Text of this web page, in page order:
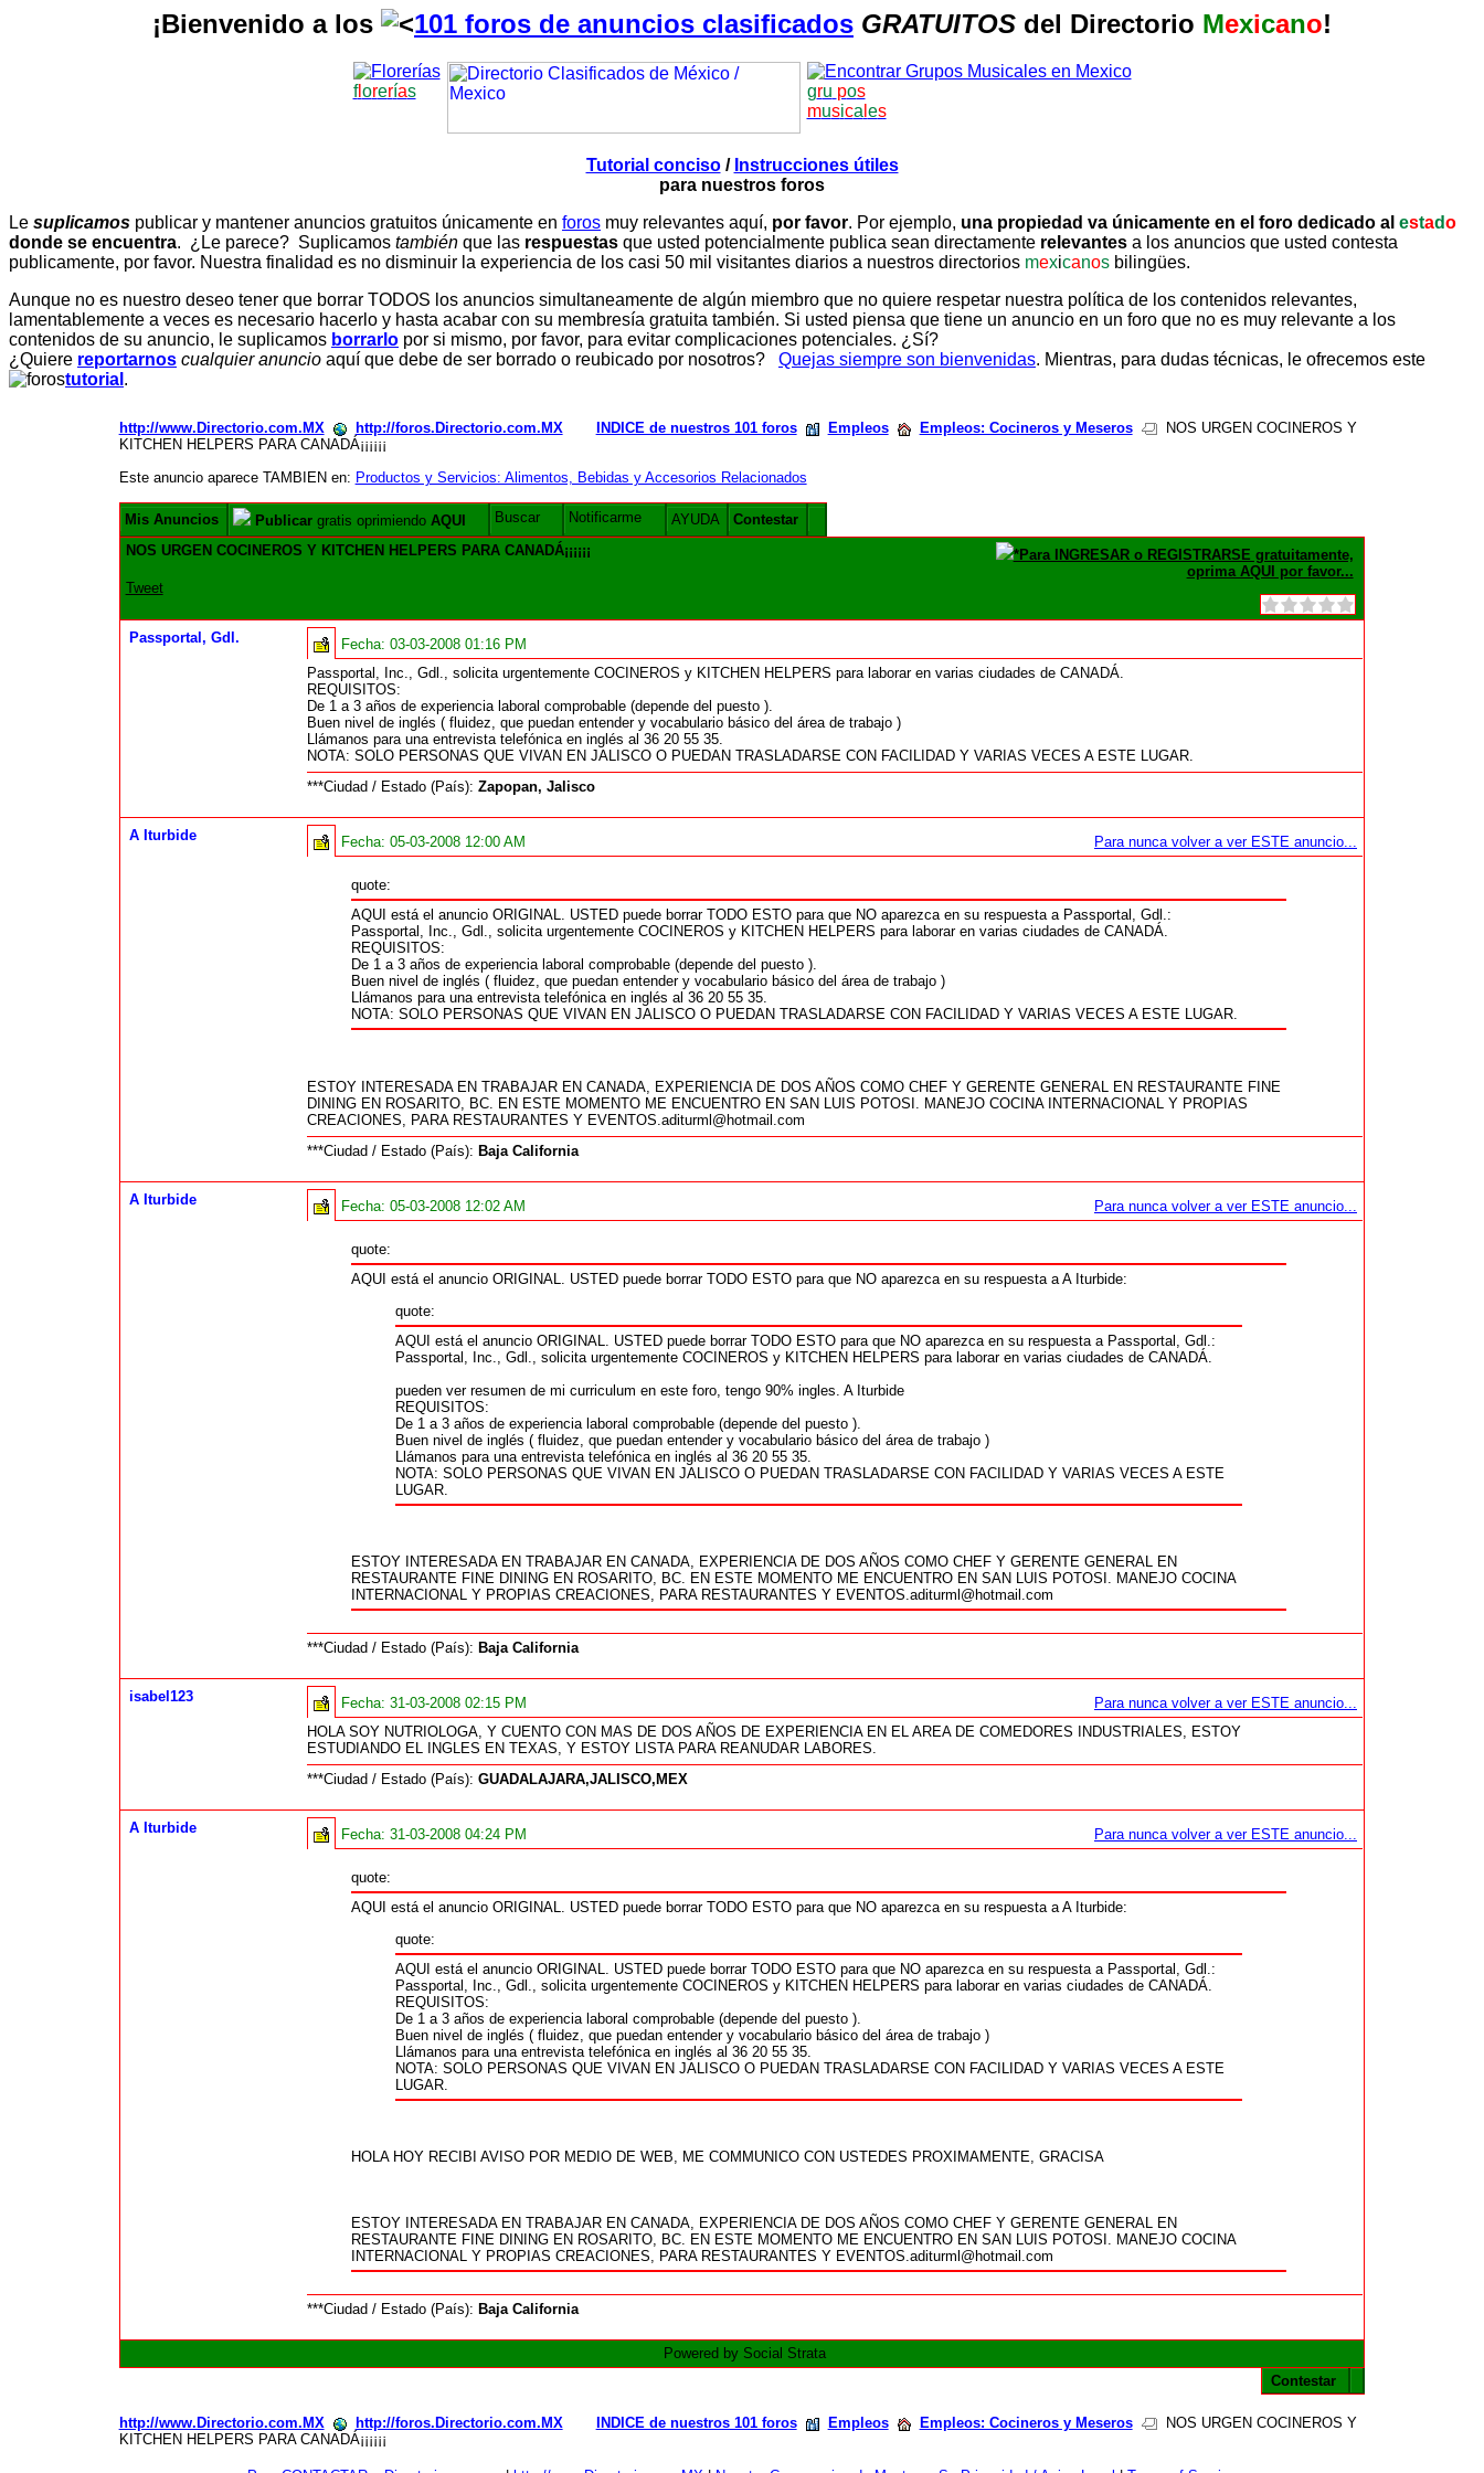
¡Bienvenido a los 101 foros de anuncios clasificados GRATUITOS del Directorio Mexicano!
florerías gru pos
musica es
Tutorial conciso/ Instrucciones útiles
para nuestros foros
Le suplicamos publicar y mantener anuncios gratuitos únicamente en foros muy relevantes aquí, por favor. Por ejemplo, una propiedad va únicamente en el foro dedicado al estado
donde se encuentra. ¿Le parece? Suplicamos también que las respuestas que usted potencialmente publica sean directamente relevantes a los anuncios que usted contesta
publicamente, por favor. Nuestra finalidad es no disminuir la experiencia de los casi 50 mil visitantes diarios a nuestros directorios mexicanos bilingües.
Aunque no es nuestro deseo tener que borrar TODOS los anuncios simultaneamente de algún miembro que no quiere respetar nuestra política de los contenidos relevantes,
lamentablemente a veces es necesario hacerlo y hasta acabar con su membresía gratuita también. Si usted piensa que tiene un anuncio en un foro que no es muy relevante a los
contenidos de su anuncio, le suplicamos borrarlo por si mismo, por favor, para evitar complicaciones potenciales. ¿Sí?
¿Quiere reportarnos cualquier anuncio aquí que debe de ser borrado o reubicado por nosotros? Quejas siempre son bienvenidas. Mientras, para dudas técnicas, le ofrecemos este
tutorial .
http://www.Directorio.com.MX http://foros.Directorio.com.MX INDICE de nuestros 101 foros Empleos Empleos: Cocineros y Meseros
NOS URGEN COCINEROS Y
KITCHEN HELPERS PARA CANADÁ¡¡¡¡¡¡
Este anuncio aparece TAMBIEN en: Productos y Servicios: Alimentos, Bebidas y Accesorios Relacionados
Mis Anuncios Publicargratis oprimiendo AQUI Buscar Notificarme AYUDA
Contestar
NOS URGEN COCINEROS Y KITCHEN HELPERS PARA CANADÁ¡¡¡¡¡¡
Tweet
*Para INGRESAR o REGISTRARSE gratuitamente,
oprima AQUI por favor...
Passportal, Gdl. Fecha: 03-03-2008 01:16 PM
Passportal, Inc., Gdl., solicita urgentemente COCINEROS y KITCHEN HELPERS para laborar en varias ciudades de CANADÁ.
REQUISITOS:
De 1 a 3 años de experiencia laboral comprobable (depende del puesto ).
Buen nivel de inglés ( fluidez, que puedan entender y vocabulario básico del área de trabajo )
Llámanos para una entrevista telefónica en inglés al 36 20 55 35.
NOTA: SOLO PERSONAS QUE VIVAN EN JALISCO O PUEDAN TRASLADARSE CON FACILIDAD Y VARIAS VECES A ESTE LUGAR.
***Ciudad / Estado (País): Zapopan, Jalisco
A Iturbide Fecha: 05-03-2008 12:00 AM Para nunca volver a ver ESTE anuncio...
quote:
AQUI está el anuncio ORIGINAL. USTED puede borrar TODO ESTO para que NO aparezca en su respuesta a Passportal, Gdl.:
Passportal, Inc., Gdl., solicita urgentemente COCINEROS y KITCHEN HELPERS para laborar en varias ciudades de CANADÁ.
REQUISITOS:
De 1 a 3 años de experiencia laboral comprobable (depende del puesto ).
Buen nivel de inglés ( fluidez, que puedan entender y vocabulario básico del área de trabajo )
Llámanos para una entrevista telefónica en inglés al 36 20 55 35.
NOTA: SOLO PERSONAS QUE VIVAN EN JALISCO O PUEDAN TRASLADARSE CON FACILIDAD Y VARIAS VECES A ESTE LUGAR.
ESTOY INTERESADA EN TRABAJAR EN CANADA, EXPERIENCIA DE DOS AÑOS COMO CHEF Y GERENTE GENERAL EN RESTAURANTE FINE
DINING EN ROSARITO, BC. EN ESTE MOMENTO ME ENCUENTRO EN SAN LUIS POTOSI. MANEJO COCINA INTERNACIONAL Y PROPIAS
CREACIONES, PARA RESTAURANTES Y EVENTOS.aditurml@hotmail.com
***Ciudad / Estado (País): Baja California
A Iturbide Fecha: 05-03-2008 12:02 AM Para nunca volver a ver ESTE anuncio...
quote:
AQUI está el anuncio ORIGINAL. USTED puede borrar TODO ESTO para que NO aparezca en su respuesta a A Iturbide:
quote:
AQUI está el anuncio ORIGINAL. USTED puede borrar TODO ESTO para que NO aparezca en su respuesta a Passportal, Gdl.:
Passportal, Inc., Gdl., solicita urgentemente COCINEROS y KITCHEN HELPERS para laborar en varias ciudades de CANADÁ.
pueden ver resumen de mi curriculum en este foro, tengo 90% ingles. A Iturbide
REQUISITOS:
De 1 a 3 años de experiencia laboral comprobable (depende del puesto ).
Buen nivel de inglés ( fluidez, que puedan entender y vocabulario básico del área de trabajo )
Llámanos para una entrevista telefónica en inglés al 36 20 55 35.
NOTA: SOLO PERSONAS QUE VIVAN EN JALISCO O PUEDAN TRASLADARSE CON FACILIDAD Y VARIAS VECES A ESTE
LUGAR.
ESTOY INTERESADA EN TRABAJAR EN CANADA, EXPERIENCIA DE DOS AÑOS COMO CHEF Y GERENTE GENERAL EN
RESTAURANTE FINE DINING EN ROSARITO, BC. EN ESTE MOMENTO ME ENCUENTRO EN SAN LUIS POTOSI. MANEJO COCINA
INTERNACIONAL Y PROPIAS CREACIONES, PARA RESTAURANTES Y EVENTOS.aditurml@hotmail.com
***Ciudad / Estado (País): Baja California
isabel123 Fecha: 31-03-2008 02:15 PM
Para nunca volver a ver ESTE anuncio...
HOLA SOY NUTRIOLOGA, Y CUENTO CON MAS DE DOS AÑOS DE EXPERIENCIA EN EL AREA DE COMEDORES INDUSTRIALES, ESTOY
ESTUDIANDO EL INGLES EN TEXAS, Y ESTOY LISTA PARA REANUDAR LABORES.
***Ciudad / Estado (País): GUADALAJARA,JALISCO,MEX
A Iturbide Fecha: 31-03-2008 04:24 PM Para nunca volver a ver ESTE anuncio...
quote:
AQUI está el anuncio ORIGINAL. USTED puede borrar TODO ESTO para que NO aparezca en su respuesta a A Iturbide:
quote:
AQUI está el anuncio ORIGINAL. USTED puede borrar TODO ESTO para que NO aparezca en su respuesta a Passportal, Gdl.:
Passportal, Inc., Gdl., solicita urgentemente COCINEROS y KITCHEN HELPERS para laborar en varias ciudades de CANADÁ.
REQUISITOS:
De 1 a 3 años de experiencia laboral comprobable (depende del puesto ).
Buen nivel de inglés ( fluidez, que puedan entender y vocabulario básico del área de trabajo )
Llámanos para una entrevista telefónica en inglés al 36 20 55 35.
NOTA: SOLO PERSONAS QUE VIVAN EN JALISCO O PUEDAN TRASLADARSE CON FACILIDAD Y VARIAS VECES A ESTE
LUGAR.
HOLA HOY RECIBI AVISO POR MEDIO DE WEB, ME COMMUNICO CON USTEDES PROXIMAMENTE, GRACISA
ESTOY INTERESADA EN TRABAJAR EN CANADA, EXPERIENCIA DE DOS AÑOS COMO CHEF Y GERENTE GENERAL EN
RESTAURANTE FINE DINING EN ROSARITO, BC. EN ESTE MOMENTO ME ENCUENTRO EN SAN LUIS POTOSI. MANEJO COCINA
INTERNACIONAL Y PROPIAS CREACIONES, PARA RESTAURANTES Y EVENTOS.aditurml@hotmail.com
***Ciudad / Estado (País): Baja California
Powered by Social Strata
Contestar
http://www.Directorio.com.MX http://foros.Directorio.com.MX INDICE de nuestros 101 foros Empleos Empleos: Cocineros y Meseros
NOS URGEN COCINEROS Y
KITCHEN HELPERS PARA CANADÁ¡¡¡¡¡¡